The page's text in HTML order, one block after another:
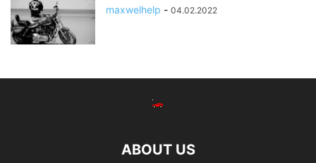
maxwelhelp - 04.02.2022
ABOUT US